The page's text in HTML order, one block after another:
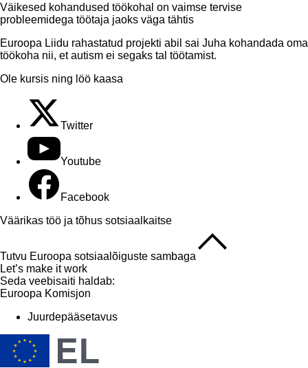
Väikesed kohandused töökohal on vaimse tervise
probleemidega töötaja jaoks väga tähtis
Euroopa Liidu rahastatud projekti abil sai Juha kohandada oma
töökoha nii, et autism ei segaks tal töötamist.
Ole kursis ning löö kaasa
Twitter
Youtube
Facebook
Väärikas töö ja tõhus sotsiaalkaitse
Tutvu Euroopa sotsiaalõiguste sambaga
Let’s make it work
Seda veebisaiti haldab:
Euroopa Komisjon
Juurdepääsetavus